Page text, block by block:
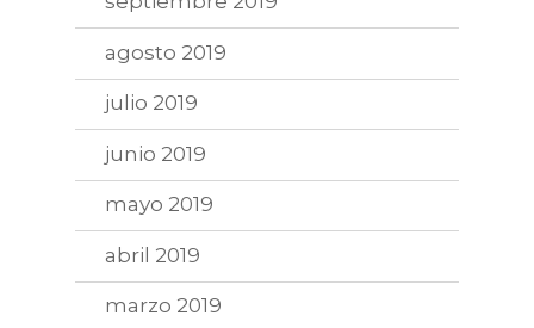
agosto 2019
julio 2019
junio 2019
mayo 2019
abril 2019
marzo 2019